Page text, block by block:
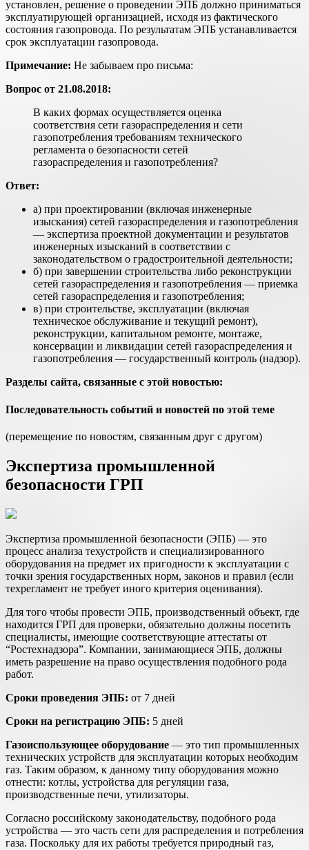
установлен, решение о проведении ЭПБ должно приниматься
эксплуатирующей организацией, исходя из фактического
состояния газопровода. По результатам ЭПБ устанавливается
срок эксплуатации газопровода.
Примечание: Не забываем про письма:
Вопрос от 21.08.2018:
В каких формах осуществляется оценка
соответствия сети газораспределения и сети
газопотребления требованиям технического
регламента о безопасности сетей
газораспределения и газопотребления?
Ответ:
а) при проектировании (включая инженерные
изыскания) сетей газораспределения и газопотребления
— экспертиза проектной документации и результатов
инженерных изысканий в соответствии с
законодательством о градостроительной деятельности;
б) при завершении строительства либо реконструкции
сетей газораспределения и газопотребления — приемка
сетей газораспределения и газопотребления;
в) при строительстве, эксплуатации (включая
техническое обслуживание и текущий ремонт),
реконструкции, капитальном ремонте, монтаже,
консервации и ликвидации сетей газораспределения и
газопотребления — государственный контроль (надзор).
Разделы сайта, связанные с этой новостью:
Последовательность событий и новостей по этой теме
(перемещение по новостям, связанным друг с другом)
Экспертиза промышленной
безопасности ГРП
Экспертиза промышленной безопасности (ЭПБ) — это
процесс анализа техустройств и специализированного
оборудования на предмет их пригодности к эксплуатации с
точки зрения государственных норм, законов и правил (если
техрегламент не требует иного критерия оценивания).
Для того чтобы провести ЭПБ, производственный объект, где
находится ГРП для проверки, обязательно должны посетить
специалисты, имеющие соответствующие аттестаты от
“Ростехнадзора”. Компании, занимающиеся ЭПБ, должны
иметь разрешение на право осуществления подобного рода
работ.
Сроки проведения ЭПБ: от 7 дней
Сроки на регистрацию ЭПБ: 5 дней
Газоиспользующее оборудование — это тип промышленных
технических устройств для эксплуатации которых необходим
газ. Таким образом, к данному типу оборудования можно
отнести: котлы, устройства для регуляции газа,
производственные печи, утилизаторы.
Согласно российскому законодательству, подобного рода
устройства — это часть сети для распределения и потребления
газа. Поскольку для их работы требуется природный газ,